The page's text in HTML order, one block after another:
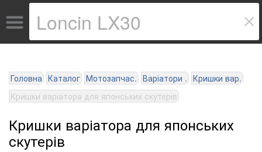
Головна Каталог Мотозапчас. Варіатори . Кришки вар.
Кришки варіатора для японських скутерів
Кришки варіатора для японських
скутерів